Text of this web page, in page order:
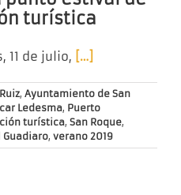
turística
11 de julio, […]
, Ayuntamiento de San
Ledesma, Puerto
turística, San Roque,
Guadiaro, verano 2019